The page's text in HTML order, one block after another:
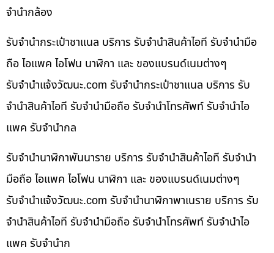
จำนำกล้อง
รับจำนำกระเป๋าชาแนล บริการ รับจำนำสินค้าไอที รับจำนำมือ
ถือ ไอแพค ไอโฟน นาฬิกา และ ของแบรนด์เนมต่างๆ
รับจํานําแจ้งวัฒนะ.com รับจำนำกระเป๋าชาแนล บริการ รับ
จำนำสินค้าไอที รับจำนำมือถือ รับจำนำโทรศัพท์ รับจำนำไอ
แพค รับจำนำกล
รับจำนำนาฬิกาพันนาราย บริการ รับจำนำสินค้าไอที รับจำนำ
มือถือ ไอแพค ไอโฟน นาฬิกา และ ของแบรนด์เนมต่างๆ
รับจํานําแจ้งวัฒนะ.com รับจำนำนาฬิกาพาเนราย บริการ รับ
จำนำสินค้าไอที รับจำนำมือถือ รับจำนำโทรศัพท์ รับจำนำไอ
แพค รับจำนำก